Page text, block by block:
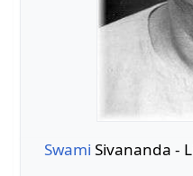
Swami Sivananda -